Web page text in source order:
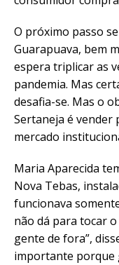
O próximo passo
Guarapuava, bem
espera triplicar as
pandemia. Mas
desafia-se. Mas o
Sertaneja é vender
mercado
Maria Aparecida
Nova Tebas,
funcionava
não dá para tocar
gente de fora”,
importante porque